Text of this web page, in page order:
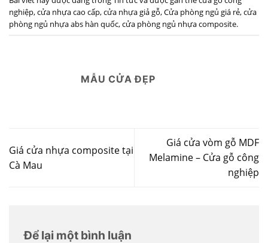
nghiệp,cửa nhựa cao cấp,cửa nhựa giả gỗ,Cửa phòng ngủ giá rẻ,cửa
phòng ngủ nhựa abs hàn quốc,cửa phòng ngủ nhựa composite.
MẪU CỬA ĐẸP
Giá cửa nhựa composite tại
Cà Mau
Giá cửa vòm gỗ MDF
Melamine – Cửa gỗ công
nghiệp
Để lại một bình luận